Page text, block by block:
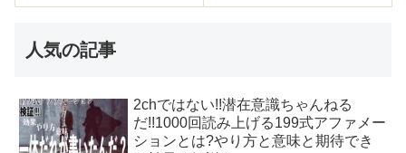
人気の記事
2chではない!!潜在意識ちゃんねる
だ!!1000回読み上げる199式アファメー
ションとは?やり方と意味と期待でき